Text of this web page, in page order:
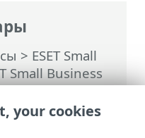
> ESET Small
Small Business
жұмыс істеу
>
your cookies